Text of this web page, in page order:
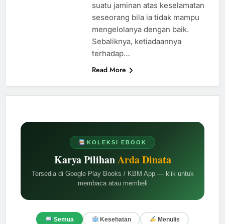
KOLEKSI EBOOK
Karya PilihanArda Dinata
Tersedia di Google Play Books / KBM App — klik untuk
membaca atau membeli
Semua Kesehatan Menulis
suatu jaminan atas keselamatan
seseorang bila ia tidak mampu
mengelolanya dengan baik.
Sebaliknya, ketiadaannya
terhadap…
Read More